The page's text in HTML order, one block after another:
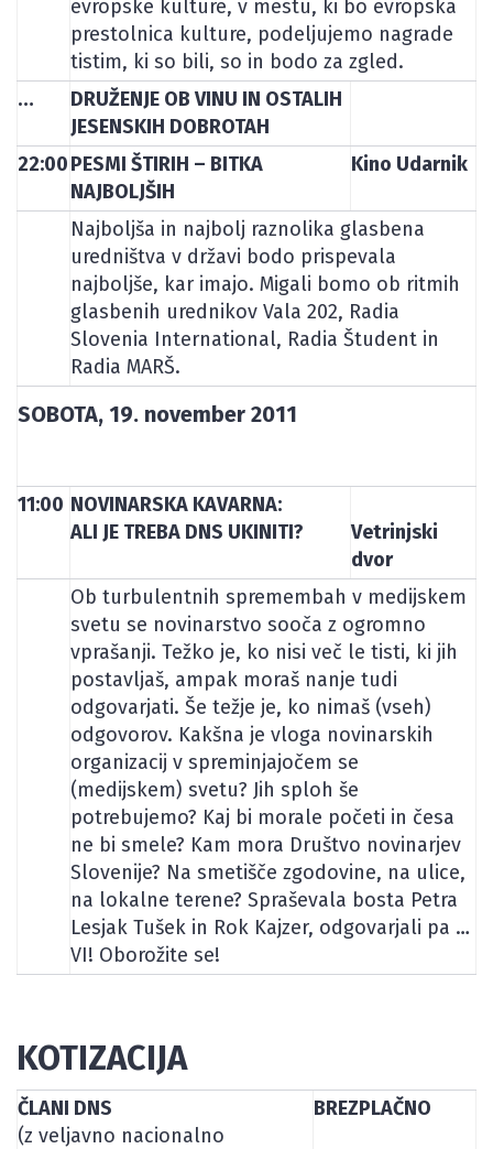
evropske kulture, v mestu, ki bo evropska
prestolnica kulture, podeljujemo nagrade
tistim, ki so bili, so in bodo za zgled.
…
DRUŽENJE OB VINU IN OSTALIH
JESENSKIH DOBROTAH
22:00PESMI ŠTIRIH – BITKA
NAJBOLJŠIH
Kino Udarnik
Najboljša in najbolj raznolika glasbena
uredništva v državi bodo prispevala
najboljše, kar imajo. Migali bomo ob ritmih
glasbenih urednikov Vala 202, Radia
Slovenia International, Radia Študent in
Radia MARŠ.
SOBOTA, 19. november 2011
11:00 NOVINARSKA KAVARNA:
ALI JE TREBA DNS UKINITI?
Vetrinjski
dvor
Ob turbulentnih spremembah v medijskem
svetu se novinarstvo sooča z ogromno
vprašanji. Težko je, ko nisi več le tisti, ki jih
postavljaš, ampak moraš nanje tudi
odgovarjati. Še težje je, ko nimaš (vseh)
odgovorov. Kakšna je vloga novinarskih
organizacij v spreminjajočem se
(medijskem) svetu? Jih sploh še
potrebujemo? Kaj bi morale početi in česa
ne bi smele? Kam mora Društvo novinarjev
Slovenije? Na smetišče zgodovine, na ulice,
na lokalne terene? Spraševala bosta Petra
Lesjak Tušek in Rok Kajzer, odgovarjali pa …
VI! Oborožite se!
KOTIZACIJA
ČLANI DNS
(z veljavno nacionalno
BREZPLAČNO